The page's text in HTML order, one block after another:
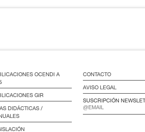
OCENDI A
GIR
DIDÁCTICAS /
CONTACTO
AVISO LEGAL
SUSCRIPCIÓN